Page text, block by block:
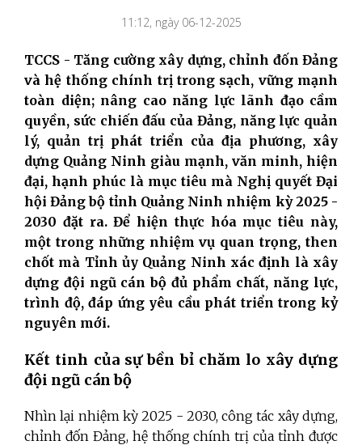
11:12, ngày 06-12-2025
TCCS - Tăng cường xây dựng, chỉnh đốn Đảng
và hệ thống chính trị trong sạch, vững mạnh
toàn diện; nâng cao năng lực lãnh đạo cầm
quyền, sức chiến đấu của Đảng, năng lực quản
lý, quản trị phát triển của địa phương, xây
dựng Quảng Ninh giàu mạnh, văn minh, hiện
đại, hạnh phúc là mục tiêu mà Nghị quyết Đại
hội Đảng bộ tỉnh Quảng Ninh nhiệm kỳ 2025 -
2030 đặt ra. Để hiện thực hóa mục tiêu này,
một trong những nhiệm vụ quan trọng, then
chốt mà Tỉnh ủy Quảng Ninh xác định là xây
dựng đội ngũ cán bộ đủ phẩm chất, năng lực,
trình độ, đáp ứng yêu cầu phát triển trong kỷ
nguyên mới.
Kết tinh của sự bền bỉ chăm lo xây dựng
đội ngũ cán bộ
Nhìn lại nhiệm kỳ 2025 - 2030,công tác xây dựng,
chỉnh đốn Đảng, hệ thống chính trị của tỉnh được